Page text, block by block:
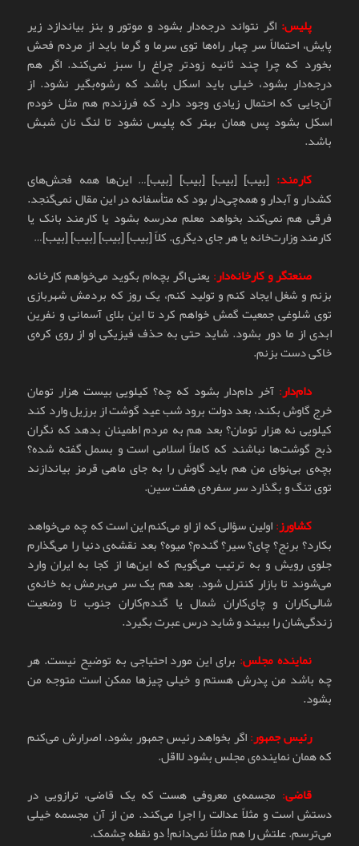
پلیس: اگر نتواند درجه‌دار بشود و موتور و بنز بیاندازد زیر
پایش، احتمالاً سر چهار راه‌ها توی سرما و گرما باید از مردم فحش
بخورد که چرا چند ثانیه زودتر چراغ را سبز نمی‌کند. اگر هم
درجه‌دار بشود، خیلی باید اسکل باشد که رشوه‌بگیر نشود. از
آن‌جایی که احتمال زیادی وجود دارد که فرزندم هم مثل خودم
اسکل بشود پس همان بهتر که پلیس نشود تا لنگ نان شبش
باشد.
کارمند: [بیب] [بیب] [بیب] [بیب]… این‌ها همه فحش‌های
کشدار و آبدار و همه‌چی‌دار بود که متأسفانه در این مقال نمی‌گنجد.
فرقی هم نمی‌کند بخواهد معلم مدرسه بشود یا کارمند بانک یا
کارمند وزارت‌خانه یا هر جای دیگری. کلاً [بیب] [بیب] [بیب] [بیب]…
صنعتگر و کارخانه‌دار: یعنی اگر بچه‌ام بگوید می‌خواهم کارخانه
بزنم و شغل ایجاد کنم و تولید کنم، یک روز که بردمش شهربازی
توی شلوغی جمعیت گمش خواهم کرد تا این بلای آسمانی و نفرین
ابدی از ما دور بشود. شاید حتی به حذف فیزیکی او از روی کره‌ی
خاکی دست بزنم.
دام‌دار: آخر دام‌دار بشود که چه؟ کیلویی بیست هزار تومان
خرج گاوش بکند، بعد دولت برود شب عید گوشت از برزیل وارد کند
کیلویی نه هزار تومان؟ بعد هم به مردم اطمینان بدهد که نگران
ذبح گوشت‌ها نباشند که کاملاً اسلامی است و بسمل گفته شده؟
بچه‌ی بی‌نوای من هم باید گاوش را به جای ماهی قرمز بیاندازند
توی تنگ و بگذارد سر سفره‌ی هفت سین.
کشاورز:اولین سؤالی که از او می‌کنم این است که چه می‌خواهد
بکارد؟ برنج؟ چای؟ سیر؟ گندم؟ میوه؟ بعد نقشه‌ی دنیا را می‌گذارم
جلوی رویش و به ترتیب می‌گویم که این‌ها از کجا به ایران وارد
می‌شوند تا بازار کنترل شود. بعد هم یک سر می‌برمش به خانه‌ی
شالی‌کاران و چای‌کاران شمال یا گندم‌کاران جنوب تا وضعیت
زندگی‌شان را ببیند و شاید درس عبرت بگیرد.
نماینده مجلس: برای این مورد احتیاجی به توضیح نیست. هر
چه باشد من پدرش هستم و خیلی چیزها ممکن است متوجه من
بشود.
رئیس جمهور:اگر بخواهد رئیس جمهور بشود، اصرارش می‌کنم
که همان نماینده‌ی مجلس بشود لااقل.
قاضی: مجسمه‌ی معروفی هست که یک قاضی، ترازویی در
دستش است و مثلاً عدالت را اجرا می‌کند. من از آن مجسمه خیلی
می‌ترسم. علتش را هم مثلاً نمی‌دانم! دو نقطه چشمک.